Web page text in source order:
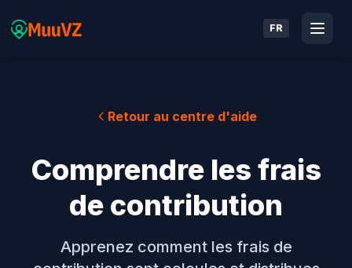
FR
Retour au centre d'aide
Comprendre les frais
de contribution
Apprenez comment les frais de